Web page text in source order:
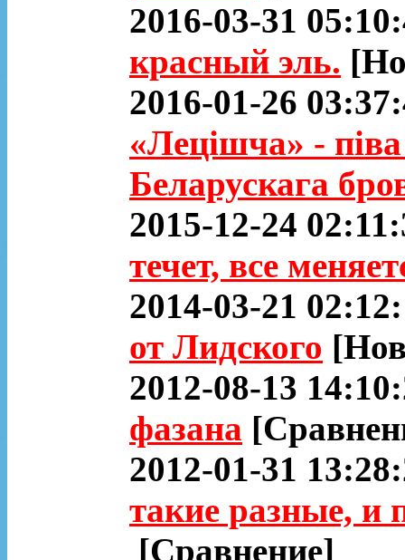
2016-03-31
красный эль.
2016-01-26
«Лецішча» -
Беларускага
2015-12-24
течет, все
2014-03-21
от Лидского
2012-08-13
фазана
2012-01-31
такие разные, и
[Сравнение]